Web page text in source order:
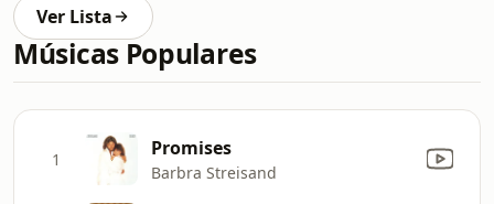
Ver Lista
Músicas Populares
1 Promises
Barbra Streisand